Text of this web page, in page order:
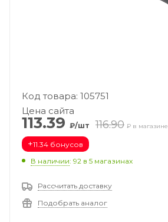
Код товара: 105751
Цена сайта
113.39 ₽/шт 116.90 ₽ в магазине
+11.34 бонусов
В наличии: 92 в 5 магазинах
Рассчитать доставку
Подобрать аналог